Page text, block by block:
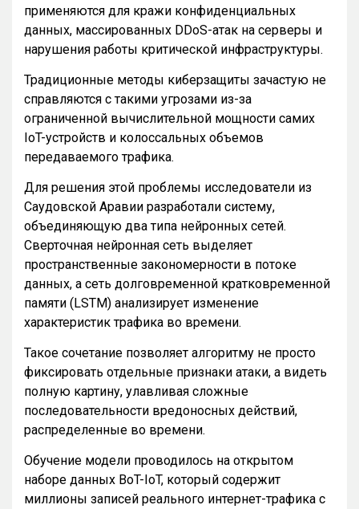
применяются для кражи конфиденциальных
данных, массированных DDoS-атак на серверы и
нарушения работы критической инфраструктуры.
Традиционные методы киберзащиты зачастую не
справляются с такими угрозами из-за
ограниченной вычислительной мощности самих
IoT-устройств и колоссальных объемов
передаваемого трафика.
Для решения этой проблемы исследователи из
Саудовской Аравии разработали систему,
объединяющую два типа нейронных сетей.
Сверточная нейронная сеть выделяет
пространственные закономерности в потоке
данных, а сеть долговременной кратковременной
памяти (LSTM) анализирует изменение
характеристик трафика во времени.
Такое сочетание позволяет алгоритму не просто
фиксировать отдельные признаки атаки, а видеть
полную картину, улавливая сложные
последовательности вредоносных действий,
распределенные во времени.
Обучение модели проводилось на открытом
наборе данных BoT-IoT, который содержит
миллионы записей реального интернет-трафика с